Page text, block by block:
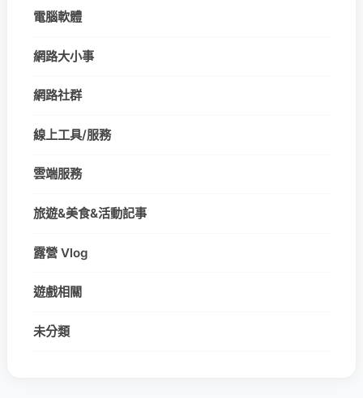
電腦軟體
網路大小事
網路社群
線上工具/服務
雲端服務
旅遊&美食&活動記事
露營 Vlog
遊戲相關
未分類